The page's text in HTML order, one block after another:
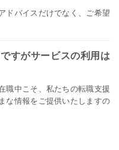
ドバイスだけでなく、ご希望
すがサービスの利用は
職中こそ、私たちの転職支援
な情報をご提供いたしますの